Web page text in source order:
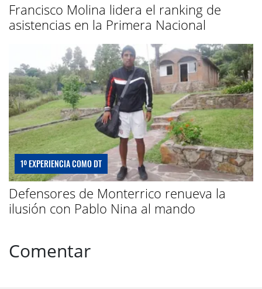
Francisco Molina lidera el ranking de
asistencias en la Primera Nacional
1º EXPERIENCIA COMO DT
Defensores de Monterrico renueva la
ilusión con Pablo Nina al mando
Comentar